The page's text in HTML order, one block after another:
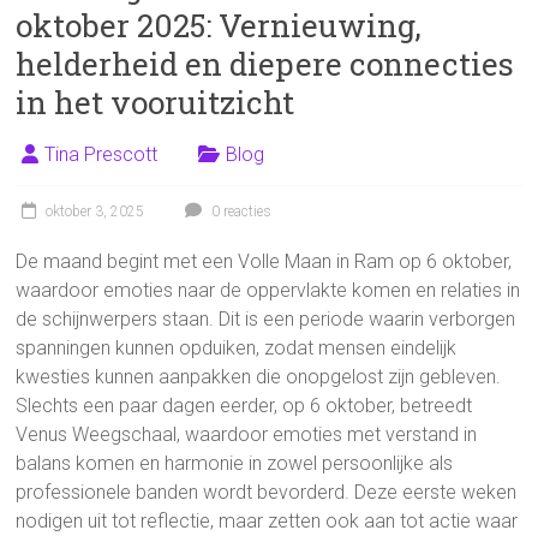
oktober 2025: Vernieuwing,
helderheid en diepere connecties
in het vooruitzicht
Tina Prescott Blog
oktober 3, 2025 0 reacties
De maand begint met een Volle Maan in Ram op 6 oktober,
waardoor emoties naar de oppervlakte komen en relaties in
de schijnwerpers staan. Dit is een periode waarin verborgen
spanningen kunnen opduiken, zodat mensen eindelijk
kwesties kunnen aanpakken die onopgelost zijn gebleven.
Slechts een paar dagen eerder, op 6 oktober, betreedt
Venus Weegschaal, waardoor emoties met verstand in
balans komen en harmonie in zowel persoonlijke als
professionele banden wordt bevorderd. Deze eerste weken
nodigen uit tot reflectie, maar zetten ook aan tot actie waar